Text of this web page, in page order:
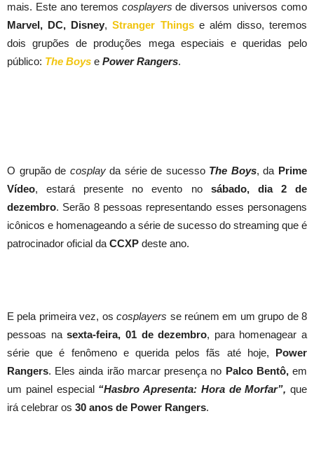
mais. Este ano teremos cosplayers de diversos universos como
Marvel, DC, Disney,Stranger Thingse além disso, teremos
dois grupões de produções mega especiais e queridas pelo
público: The Boys e Power Rangers.
O grupão de cosplayda série de sucesso The Boys, da Prime
Vídeo, estará presente no evento no sábado, dia 2 de
dezembro. Serão 8 pessoas representando esses personagens
icônicos e homenageando a série de sucesso do streaming que é
patrocinador oficial da CCXP deste ano.
E pela primeira vez, oscosplayers se reúnem em um grupo de 8
pessoas nasexta-feira, 01 de dezembro, para homenagear a
série que é fenômeno e querida pelos fãs até hoje, Power
Rangers. Eles ainda irão marcar presença no Palco Bentô,em
um painel especial “Hasbro Apresenta: Hora de Morfar”, que
irá celebrar os 30 anos de Power Rangers.